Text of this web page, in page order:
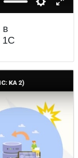
в
1С